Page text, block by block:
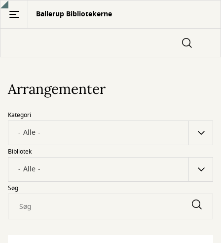
Gå
hovedindhold
Ballerup Bibliotekerne
Arrangementer
Kategori
Bibliotek
Søg